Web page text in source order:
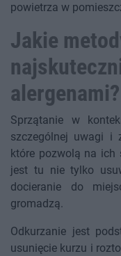
powietrza w
Jakie
alergenami?
Sprzątanie w
szczególnej uwagi i
które pozwolą na ich
jest tu nie tylko
docieranie do
gromadzą.
Odkurzanie jest
usunięcie kurzu i